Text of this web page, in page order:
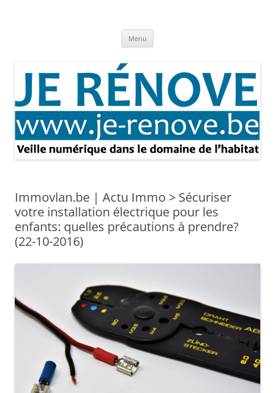
Menu
Immovlan.be | Actu Immo > Sécuriser
votre installation électrique pour les
enfants: quelles précautions à prendre?
(22-10-2016)